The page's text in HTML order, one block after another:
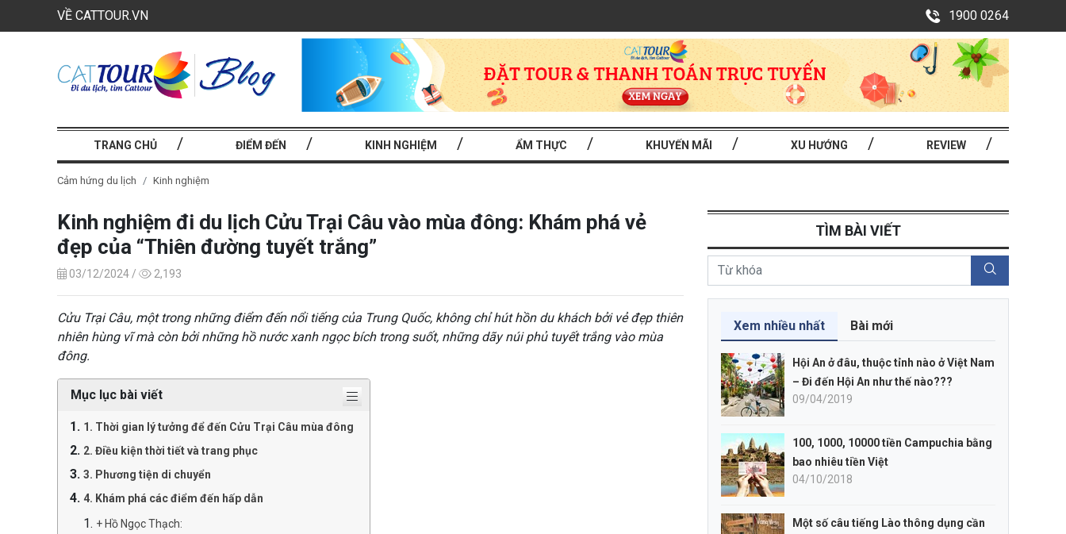
VỀ CATTOUR.VN 1900 0264
TRANG CHỦ ĐIỂM ĐẾN KINH NGHIỆM ẨM THỰC KHUYẾN MÃI XU HƯỚNG REVIEW
Cảm hứng du lịch Kinh nghiệm
Kinh nghiệm đi du lịch Cửu Trại Câu vào mùa đông: Khám phá vẻ
đẹp của “Thiên đường tuyết trắng”
03/12/2024 / 2,193
Cửu Trại Câu, một trong những điểm đến nổi tiếng của Trung Quốc, không chỉ hút hồn du khách bởi vẻ đẹp thiên
nhiên hùng vĩ mà còn bởi những hồ nước xanh ngọc bích trong suốt, những dãy núi phủ tuyết trắng vào mùa
đông.
Mục lục bài viết
1. Thời gian lý tưởng để đến Cửu Trại Câu mùa đông
2. Điều kiện thời tiết và trang phục
3. Phương tiện di chuyển
4. Khám phá các điểm đến hấp dẫn
+ Hồ Ngọc Thạch:
TÌM BÀI VIẾT
Xem nhiều nhất Bài mới
Hội An ở đâu, thuộc tỉnh nào ở Việt Nam
– Đi đến Hội An như thế nào???
09/04/2019
100, 1000, 10000 tiền Campuchia bằng
bao nhiêu tiền Việt
04/10/2018
Một số câu tiếng Lào thông dụng cần